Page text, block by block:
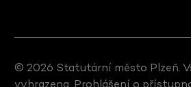
© 2026 Statutární město Plzeň.
vyhrazena. Prohlášení o